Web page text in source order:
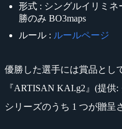
形式 : シングルイリミ
勝のみ BO3maps
ルール : ルールページ
優勝した選手には賞品とし
『ARTISAN KAI.g2』(提供
シリーズのうち 1 つが贈呈